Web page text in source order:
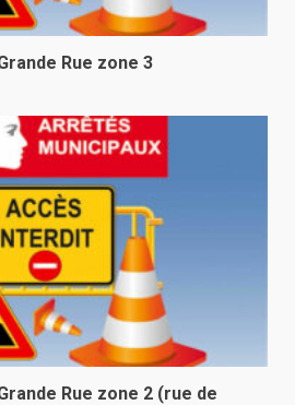
Rue zone 3
Rue zone 2 (rue de